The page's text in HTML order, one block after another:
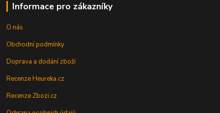
Informace pro zákazníky
O nás
Obchodní podmínky
Doprava a dodání zboží
Recenze Heureka.cz
Recenze Zbozi.cz